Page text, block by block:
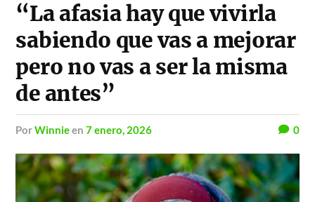
“La afasia hay que vivirla
sabiendo que vas a mejorar
pero no vas a ser la misma
de antes”
porWinnieen7 enero, 2026 0